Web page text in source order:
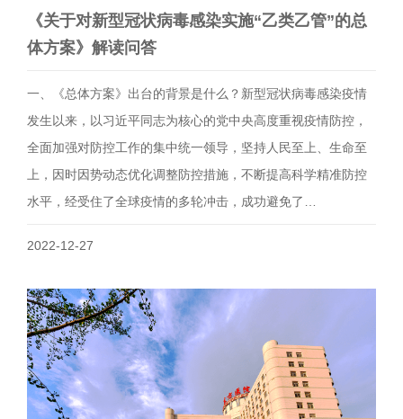
《关于对新型冠状病毒感染实施“乙类乙管”的总
体方案》解读问答
一、《总体方案》出台的背景是什么？新型冠状病毒感染疫情
发生以来，以习近平同志为核心的党中央高度重视疫情防控，
全面加强对防控工作的集中统一领导，坚持人民至上、生命至
上，因时因势动态优化调整防控措施，不断提高科学精准防控
水平，经受住了全球疫情的多轮冲击，成功避免了…
2022-12-27